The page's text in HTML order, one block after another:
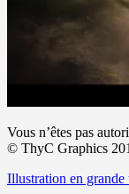
Vous n’êtes pas
© ThyC Graphics
Illustration en grande